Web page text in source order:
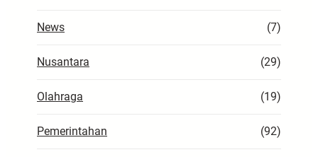
News (7)
Nusantara (29)
Olahraga (19)
Pemerintahan (92)